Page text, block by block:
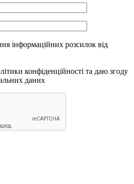
інформаційних розсилок від
конфіденційності та даю згоду
даних